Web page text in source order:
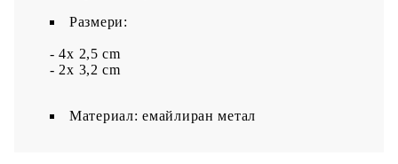
Размери:
- 4x 2,5 cm
- 2x 3,2 cm
Материал: емайлиран метал